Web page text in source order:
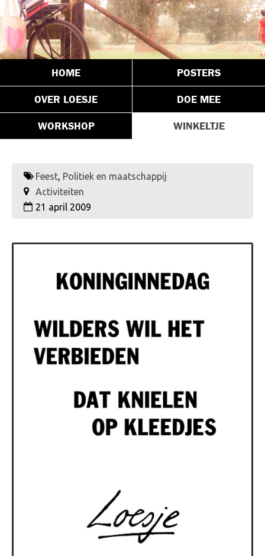
HOME POSTERS
OVER LOESJE DOE MEE
WORKSHOP WINKELTJE
Feest, Politiek en maatschappij
Activiteiten
21 april 2009